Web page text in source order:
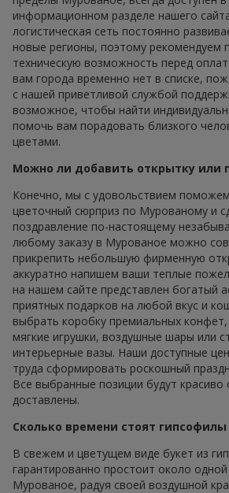
информационном разделе нашего
логистическая сеть постоянно
новые регионы, поэтому рекомендуем
техническую возможность перед
вам города временно нет в списке,
с нашей приветливой службой
возможное, чтобы найти
помочь вам порадовать близкого
цветами.
Можно ли добавить открытку или
Конечно, мы с удовольствием
цветочный сюрприз по Мурованому и
поздравление по-настоящему
любому заказу в Мурованое можно
прикрепить небольшую фирменную
аккуратно напишем ваши теплые
на нашем сайте представлен богатый
приятных подарков на любой вкус и
выбрать коробку премиальных
мягкие игрушки, воздушные шары или
интерьерные вазы. Наши доступные
труда сформировать роскошный
Все выбранные позиции будут
доставлены.
Сколько времени стоят
В свежем и цветущем виде букет из
гарантированно простоит около
Мурованое, радуя своей воздушной